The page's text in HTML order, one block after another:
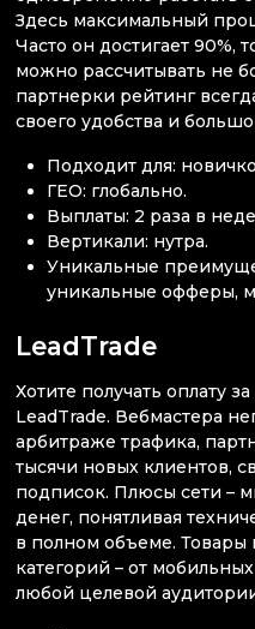
Здесь максимальный
Часто он достигает 90%,
можно рассчитывать не
партнерки рейтинг
своего удобства и
Подходит для:
ГЕО: глобально.
Выплаты: 2 раза в
Вертикали: нутра.
Уникальные
уникальные офферы,
LeadTrade
Хотите получать оплату
LeadTrade. Вебмастера
арбитраже трафика,
тысячи новых клиентов,
подписок. Плюсы сети –
денег, понятливая
в полном объеме. Товары
категорий – от
любой целевой